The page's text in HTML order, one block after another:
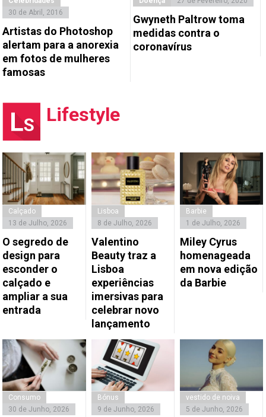
30 de Abril, 2016
Artistas do Photoshop
alertam para a anorexia
em fotos de mulheres
famosas
Gwyneth Paltrow toma
medidas contra o
coronavírus
Lifestyle
Calçado
13 de Julho, 2026
O segredo de
design para
esconder o
calçado e
ampliar a sua
entrada
Lisboa
8 de Julho, 2026
Valentino
Beauty traz a
Lisboa
experiências
imersivas para
celebrar novo
lançamento
Barbie
1 de Julho, 2026
Miley Cyrus
homenageada
em nova edição
da Barbie
Consumo
30 de Junho, 2026
Bónus
9 de Junho, 2026
vestido de noiva
5 de Junho, 2026